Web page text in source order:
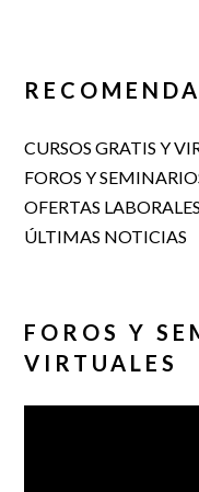
CURSOS GRATIS Y
FOROS Y
OFERTAS LABORALES
ÚLTIMAS NOTICIAS
FOROS Y
VIRTUALES